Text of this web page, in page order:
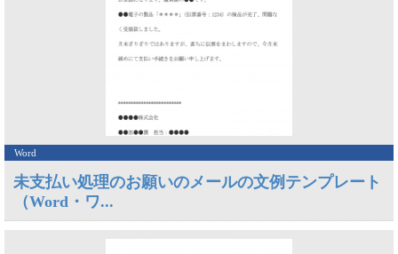
Word
未支払い処理のお願いのメールの文例テンプレート
（Word・ワ...